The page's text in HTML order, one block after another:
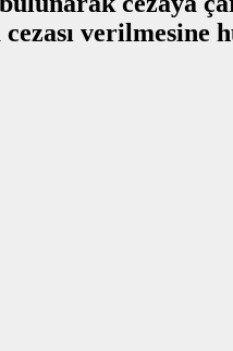
verilmesine